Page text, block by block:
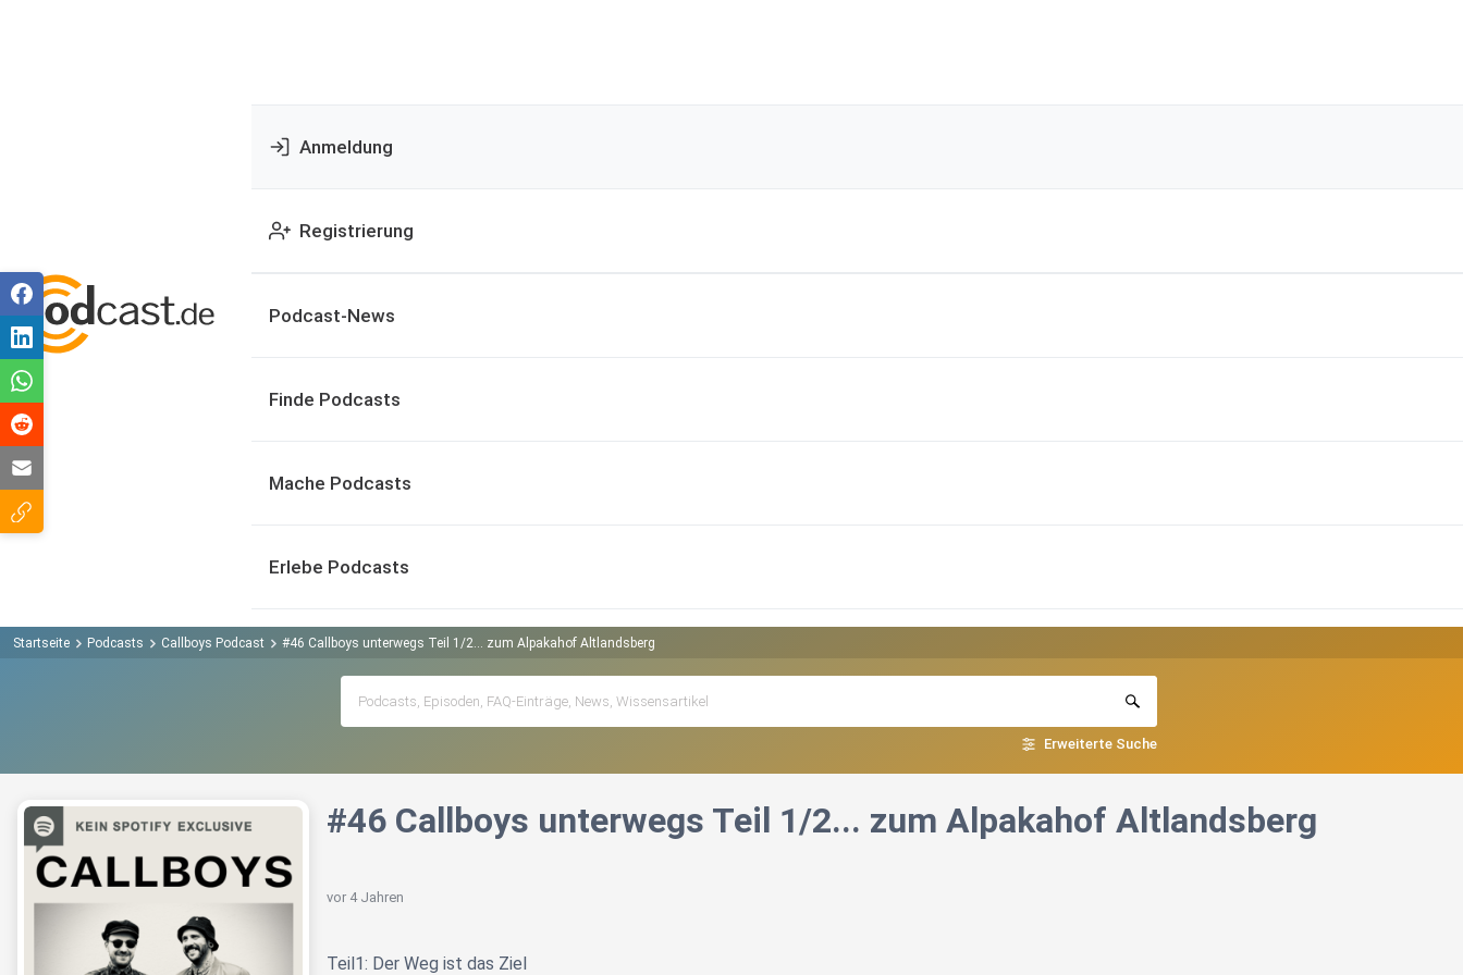
Anmeldung
Registrierung
Podcast-News
Finde Podcasts
Mache Podcasts
Erlebe Podcasts
Startseite Podcasts Callboys Podcast #46 Callboys unterwegs Teil 1/2... zum Alpakahof Altlandsberg
Erweiterte Suche
#46 Callboys unterwegs Teil 1/2... zum Alpakahof Altlandsberg
vor 4 Jahren
Teil1: Der Weg ist das Ziel